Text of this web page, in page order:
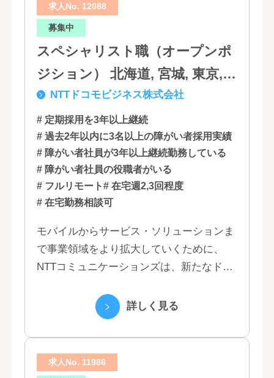
求人No. 12088
募集中
スペシャリスト職（オープンポ
ジション） 北海道, 宮城, 東京,
石川, 愛知, 大阪, 広島, 香川, 福岡
NTTドコモビジネス株式会社
# 定期採用を3年以上継続
# 過去2年以内に3名以上の障がい者採用実績
# 障がい者社員が3年以上継続勤務している
# 障がい者社員の役職者がいる
# フルリモート# 在宅週2,3回程度
# 在宅勤務相談可
モバイルからサービス・ソリューションま
で事業領域をより拡大していくために、
NTTコミュニケーションズは、新たなドコ
たちは、クラウド、ネットワーク、セキュ
リティといっ...
詳しく見る
求人No. 11986